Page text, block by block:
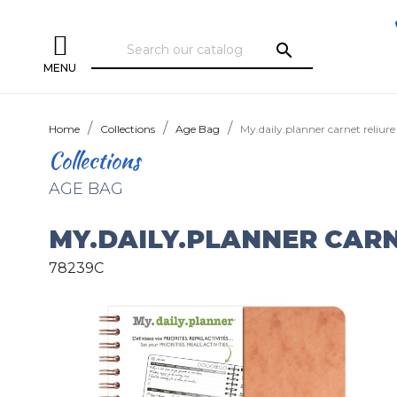
MENU
search
Home Collections Age Bag My.daily.planner carnet
Collections
AGE BAG
MY.DAILY.PLANNER
78239C